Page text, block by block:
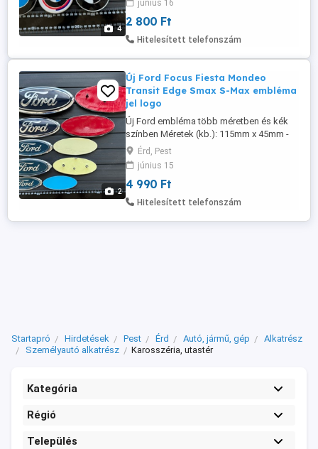
4
a weboldalon érhető el: www. felni-kupak
.hu Szállítás megoldható Foxpost
automatába, és házhoz futárral!
június 16
2 800 Ft
Hitelesített telefonszám
2
Új Ford Focus Fiesta Mondeo
Transit Edge Smax S-Max embléma
jel logo
Új Ford embléma több méretben és kék
színben Méretek (kb.): 115mm x 45mm -
Vastagság: 7mm (Lapos hátoldal) 125mm
x 49mm - Ívelt Hátoldal 142mm x 58mm -
Ívelt Hátoldal 145mm x 58mm -
Vastagság: 11.5mm (Patent füles
hátoldal) 150mm x 60mm - Vastagság:
Vastagság: 12.5mm ...
Érd, Pest
június 15
4 990 Ft
Hitelesített telefonszám
Startapró Hirdetések Pest Érd Autó, jármű, gép
Alkatrész
Személyautó alkatrész
Karosszéria, utastér
Kategória
Régió
Település